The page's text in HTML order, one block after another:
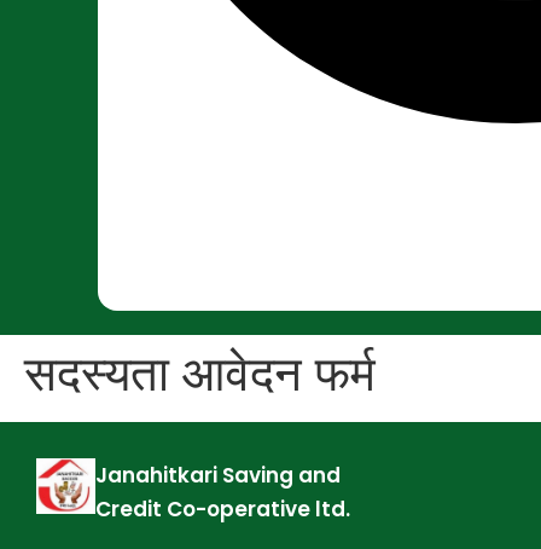
सदस्यता आवेदन फर्म
Janahitkari Saving and
Credit Co-operative ltd.